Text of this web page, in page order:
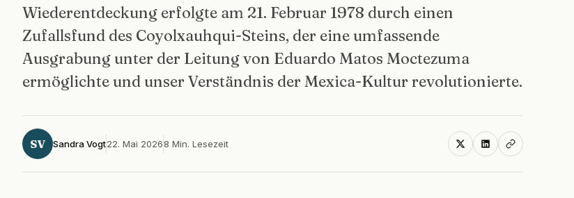
Wiederentdeckung erfolgte am 21. Februar 1978 durch einen
Zufallsfund des Coyolxauhqui-Steins, der eine umfassende
Ausgrabung unter der Leitung von Eduardo Matos Moctezuma
ermöglichte und unser Verständnis der Mexica-Kultur revolutionierte.
SV Sandra Vogt22. Mai 20268 Min. Lesezeit